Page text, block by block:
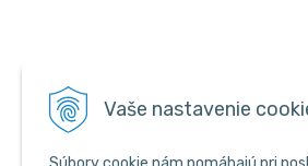
Vaše nastavenie